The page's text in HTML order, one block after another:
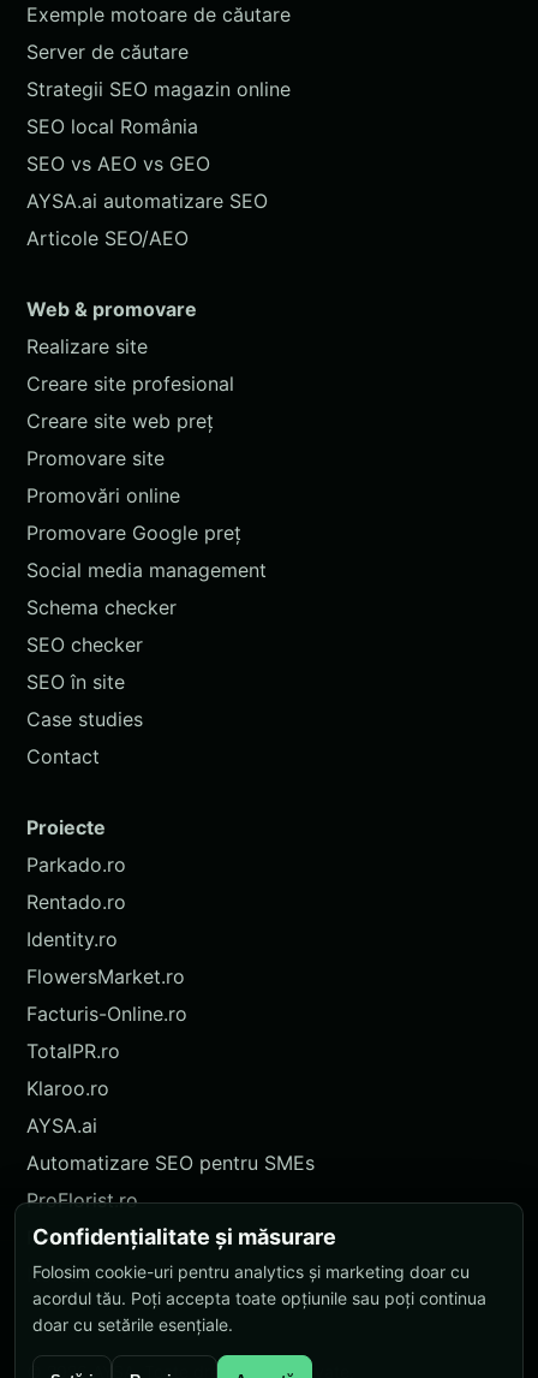
Exemple motoare de căutare
Server de căutare
Strategii SEO magazin online
SEO local România
SEO vs AEO vs GEO
AYSA.ai automatizare SEO
Articole SEO/AEO
Web & promovare
Realizare site
Creare site profesional
Creare site web preț
Promovare site
Promovări online
Promovare Google preț
Social media management
Schema checker
SEO checker
SEO în site
Case studies
Contact
Proiecte
Parkado.ro
Rentado.ro
Identity.ro
FlowersMarket.ro
Facturis-Online.ro
TotalPR.ro
Klaroo.ro
AYSA.ai
Automatizare SEO pentru SMEs
ProFlorist.ro
ProFlorist.de
Nokidu.ro
© 2026 AYSA. Toate drepturile rezervate.
Confidențialitate și măsurare
Folosim cookie-uri pentru analytics și marketing doar cu
acordul tău. Poți accepta toate opțiunile sau poți continua
doar cu setările esențiale.